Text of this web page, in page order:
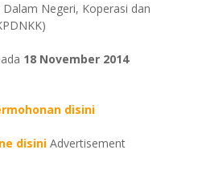
Negeri, Koperasi dan
18 November 2014
disini
disini Advertisement